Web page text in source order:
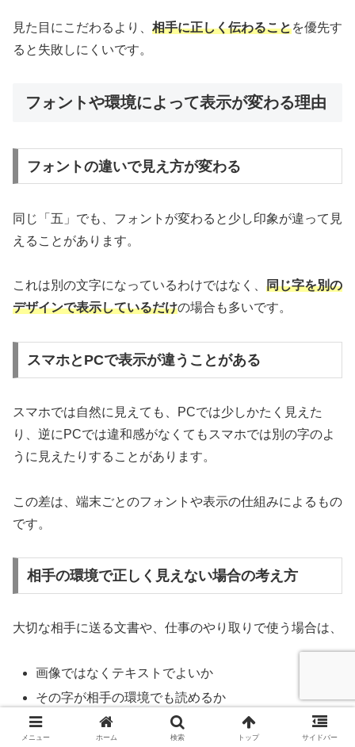
見た目にこだわるより、 相手に正しく伝わることを優先す
ると失敗しにくいです。
フォントや環境によって表示が変わる理由
フォントの違いで見え方が変わる
同じ「五」でも、フォントが変わると少し印象が違って見
えることがあります。
これは別の文字になっているわけではなく、 同じ字を別の
デザインで表示しているだけの場合も多いです。
スマホとPCで表示が違うことがある
スマホでは自然に見えても、PCでは少しかたく見えた
り、逆にPCでは違和感がなくてもスマホでは別の字のよ
うに見えたりすることがあります。
この差は、端末ごとのフォントや表示の仕組みによるもの
です。
相手の環境で正しく見えない場合の考え方
大切な相手に送る文書や、仕事のやり取りで使う場合は、
画像ではなくテキストでよいか
その字が相手の環境でも読めるか
説明を添えた方がよいか
メニュー ホーム 検索 トップ サイドバー